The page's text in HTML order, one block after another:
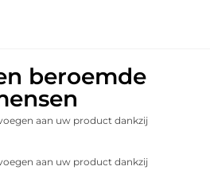
beroemde
aan uw product dankzij
aan uw product dankzij